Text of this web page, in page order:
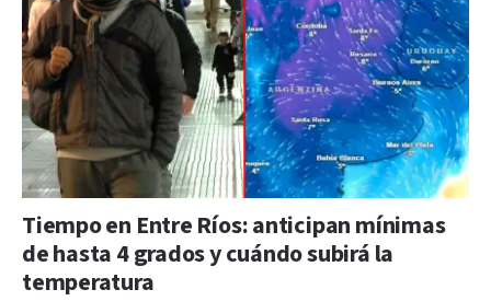
Tiempo en Entre Ríos: anticipan mínimas
de hasta 4 grados y cuándo subirá la
temperatura